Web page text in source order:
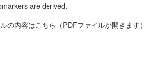
are derived.
の内容はこちら（PDFファイルが開きます）